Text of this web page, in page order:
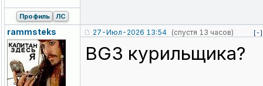
Профиль ЛС
rammsteks 27-Июл-2026 13:54 (спустя 13 часов) [-]
BG3 курильщика?